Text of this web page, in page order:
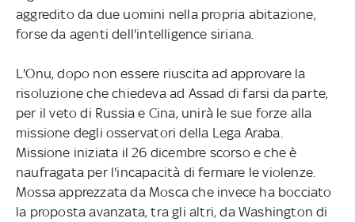
aggredito da due uomini nella propria abitazione,
forse da agenti dell'intelligence siriana.
L'Onu, dopo non essere riuscita ad approvare la
risoluzione che chiedeva ad Assad di farsi da parte,
per il veto di Russia e Cina, unirà le sue forze alla
missione degli osservatori della Lega Araba.
Missione iniziata il 26 dicembre scorso e che è
naufragata per l'incapacità di fermare le violenze.
Mossa apprezzata da Mosca che invece ha bocciato
la proposta avanzata, tra gli altri, da Washington di